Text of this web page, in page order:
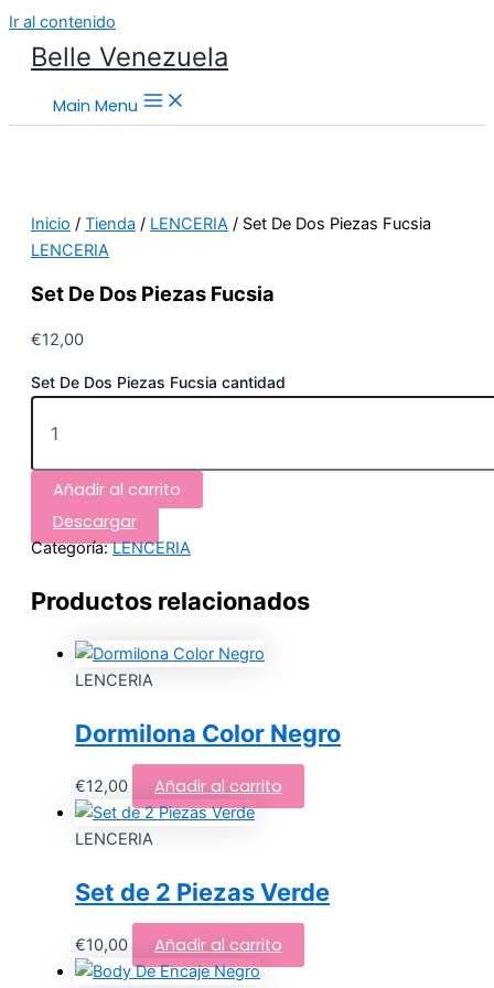
Ir al contenido
Belle Venezuela
Main Menu
Inicio / Tienda / LENCERIA / Set De Dos Piezas Fucsia
LENCERIA
Set De Dos Piezas Fucsia
€12,00
Set De Dos Piezas Fucsia cantidad
Añadir al carrito
Descargar
Categoría:LENCERIA
Productos relacionados
LENCERIA
Dormilona Color Negro
€12,00 Añadir al carrito
LENCERIA
Set de 2 Piezas Verde
€10,00 Añadir al carrito